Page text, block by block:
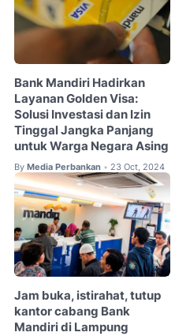
Bank Mandiri Hadirkan
Layanan Golden Visa:
Solusi Investasi dan Izin
Tinggal Jangka Panjang
untuk Warga Negara Asing
By Media Perbankan • 23 Oct, 2024
Jam buka, istirahat, tutup
kantor cabang Bank
Mandiri di Lampung